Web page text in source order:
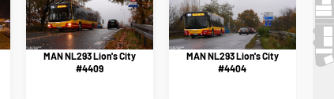
MAN NL293 Lion's City
#4409
MAN NL293 Lion's City
#4404